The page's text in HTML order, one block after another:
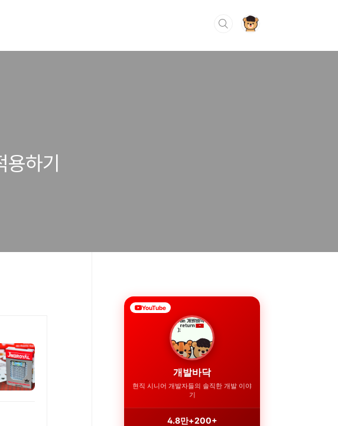
하기
YouTube
개발바닥
현직 시니어 개발자들의 솔직한 개발 이야
기
4.8만+200+